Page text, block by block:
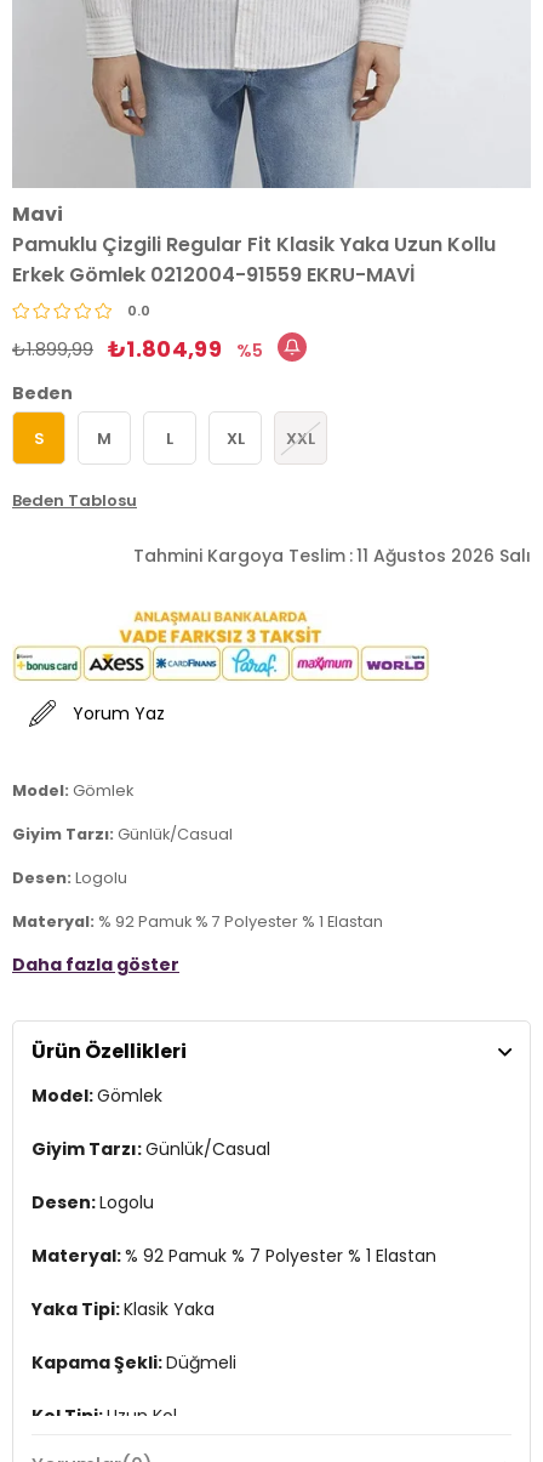
Mavi
Pamuklu Çizgili Regular Fit Klasik Yaka Uzun Kollu
Erkek Gömlek 0212004-91559 EKRU-MAVİ
0.0
₺1.899,99 ₺1.804,99
5
Beden
S M L XL XXL
Beden Tablosu
Tahmini Kargoya Teslim :11 Ağustos 2026 Salı
Yorum Yaz
Model: Gömlek
Giyim Tarzı: Günlük/Casual
Desen: Logolu
Materyal: % 92 Pamuk % 7 Polyester % 1 Elastan
Yaka Tipi:Klasik Yaka
Kol Tipi: Uzun Kol
Kumaş Tipi:Dokuma
Boy: Standart
Türkiye
Daha fazla göster
Ürün Özellikleri
Model:Gömlek
Giyim Tarzı:Günlük/Casual
Desen:Logolu
Materyal:% 92 Pamuk % 7 Polyester % 1 Elastan
Yaka Tipi:Klasik Yaka
Kapama Şekli:Düğmeli
Kol Tipi:Uzun Kol